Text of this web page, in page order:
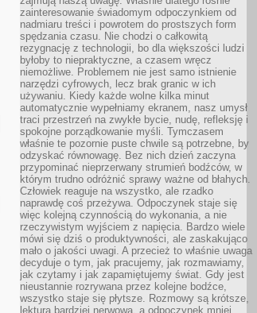
zainteresowanie świadomym odpoczynkiem od
nadmiaru treści i powrotem do prostszych form
spędzania czasu. Nie chodzi o całkowitą
rezygnację z technologii, bo dla większości ludzi
byłoby to niepraktyczne, a czasem wręcz
niemożliwe. Problemem nie jest samo istnienie
narzędzi cyfrowych, lecz brak granic w ich
używaniu. Kiedy każde wolne kilka minut
automatycznie wypełniamy ekranem, nasz umysł
traci przestrzeń na zwykłe bycie, nudę, refleksję i
spokojne porządkowanie myśli. Tymczasem
właśnie te pozornie puste chwile są potrzebne, by
odzyskać równowagę. Bez nich dzień zaczyna
przypominać nieprzerwany strumień bodźców, w
którym trudno odróżnić sprawy ważne od błahych.
Człowiek reaguje na wszystko, ale rzadko
naprawdę coś przeżywa. Odpoczynek staje się
więc kolejną czynnością do wykonania, a nie
rzeczywistym wyjściem z napięcia. Bardzo wiele
mówi się dziś o produktywności, ale zaskakująco
mało o jakości uwagi. A przecież to właśnie uwaga
decyduje o tym, jak pracujemy, jak rozmawiamy,
jak czytamy i jak zapamiętujemy świat. Gdy jest
nieustannie rozrywana przez kolejne bodźce,
wszystko staje się płytsze. Rozmowy są krótsze,
lektura bardziej nerwowa, a odpoczynek mniej